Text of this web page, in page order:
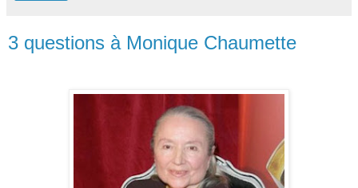
3 questions à Monique Chaumette